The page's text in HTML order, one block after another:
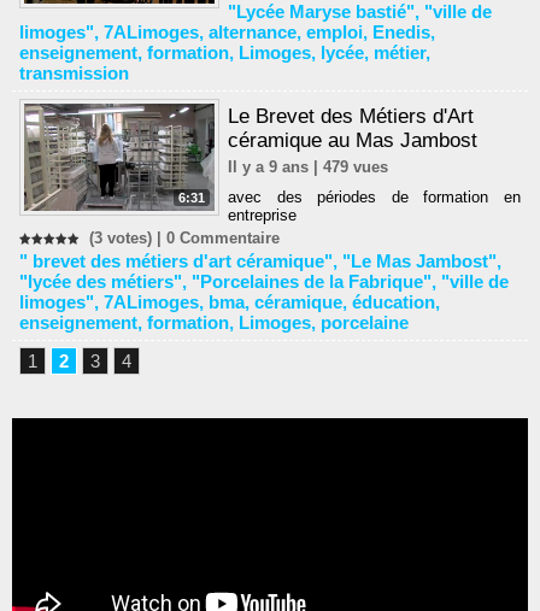
"Lycée Maryse bastié", "ville de
limoges", 7ALimoges, alternance, emploi, Enedis,
enseignement, formation, Limoges, lycée, métier,
transmission
6:31
Le Brevet des Métiers d'Art
céramique au Mas Jambost
Il y a 9 ans | 479 vues
avec des périodes de formation en
entreprise
(3 votes) | 0 Commentaire
" brevet des métiers d'art céramique", "Le Mas Jambost",
"lycée des métiers", "Porcelaines de la Fabrique", "ville de
limoges", 7ALimoges, bma, céramique, éducation,
enseignement, formation, Limoges, porcelaine
1
2 3 4